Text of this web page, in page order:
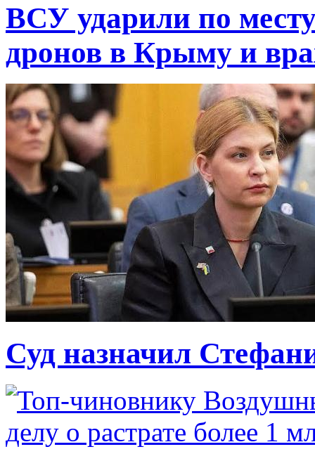
ВСУ ударили по
дронов в Крыму и
Суд назначил